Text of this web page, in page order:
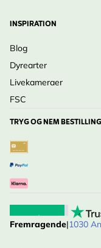
INSPIRATION
Blog
Dyrearter
Livekameraer
FSC
TRYG OG NEM BESTILLING
Fremragende|1030